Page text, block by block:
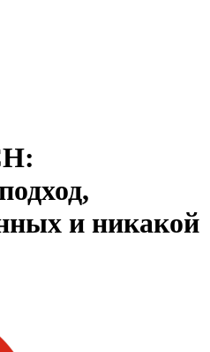
и никакой